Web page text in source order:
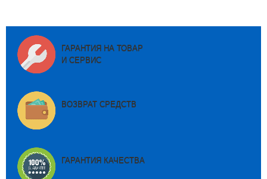
ГАРАНТИЯ НА ТОВАР
И СЕРВИС
ВОЗВРАТ СРЕДСТВ
ГАРАНТИЯ КАЧЕСТВА